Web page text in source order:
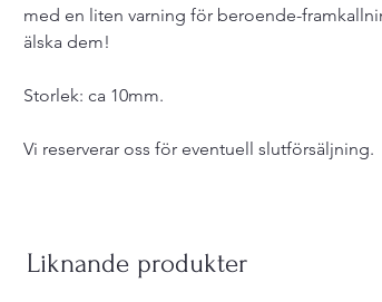
med en liten varning för beroende-
älska dem!
Storlek: ca 10mm.
Vi reserverar oss för eventuell slutförsäljning.
Liknande produkter